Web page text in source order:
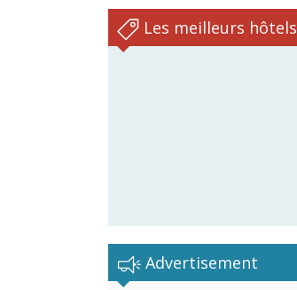
Les meilleurs hôtels
Advertisement